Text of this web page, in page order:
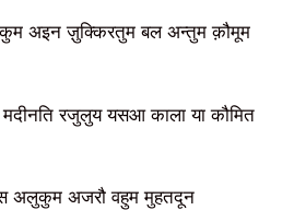
अइन ज़ुक्किरतुम बल अन्तुम क़ौमूम
रजुलुय यसआ काला या कौमित
अलुकुम अजरौ वहुम मुहतदून